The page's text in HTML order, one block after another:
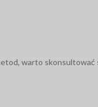
warto